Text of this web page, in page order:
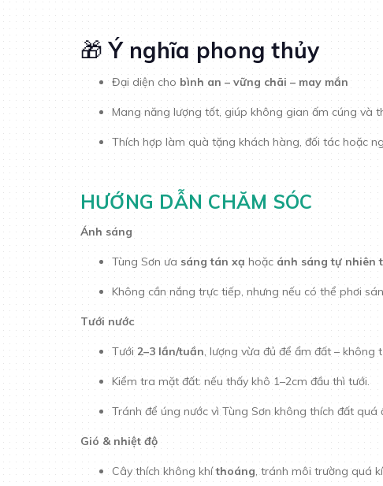
🎁Ý nghĩa phong thủy
Đại diện cho bình an – vững chãi – may mắn
Mang năng lượng tốt, giúp không gian ấm cúng và
Thích hợp làm quà tặng khách hàng, đối tác hoặc
HƯỚNG DẪN CHĂM SÓC
Ánh sáng
Tùng Sơn ưa sáng tán xạhoặc ánh sáng tự nhiên
Không cần nắng trực tiếp, nhưng nếu có thể phơi
Tưới nước
Tưới 2–3 lần/tuần, lượng vừa đủ để ẩm đất – không
Kiểm tra mặt đất: nếu thấy khô 1–2cm đầu thì tưới.
Tránh để úng nước vì Tùng Sơn không thích đất quá
Gió & nhiệt độ
Cây thích không khíthoáng, tránh môi trường quá